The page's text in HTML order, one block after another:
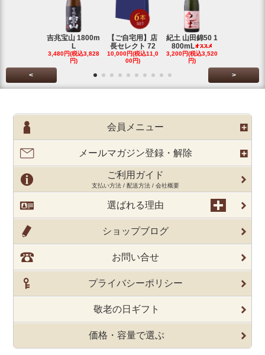
吉兆宝山 1800m
L
3,480円(税込3,828
円)
【ご自宅用】店
長セレクト 72
10,000円(税込11,0
00円)
紀土 山田錦50 1
800mL
3,200円(税込3,520
円)
< >
会員メニュー
メールマガジン登録・解除
ご利用ガイド
支払い方法 / 配送方法 / 会社概要
選ばれる理由
ショップブログ
お問い合せ
プライバシーポリシー
敬老の日ギフト
価格・容量で選ぶ